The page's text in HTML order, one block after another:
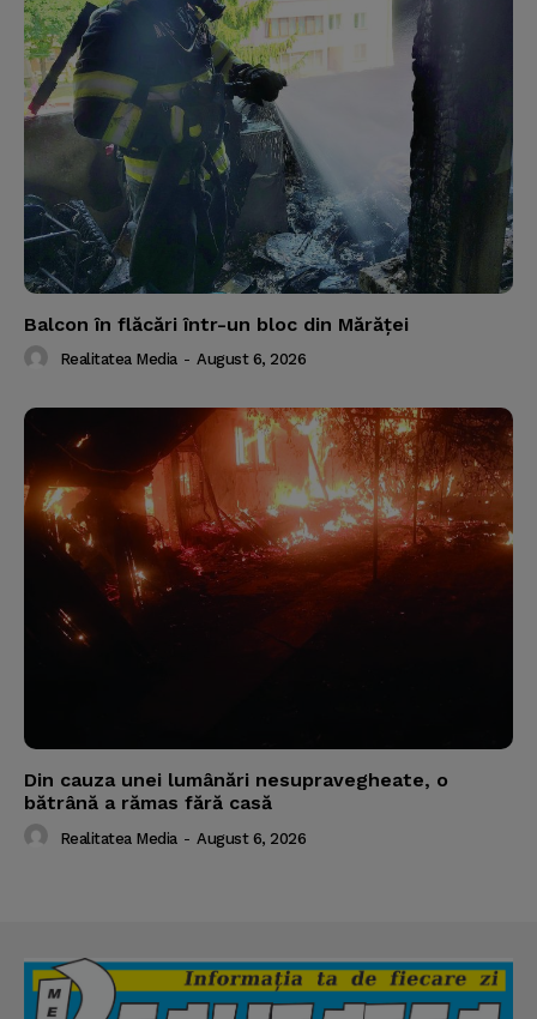
Balcon în flăcări într-un bloc din Mărăţei
Realitatea Media - August 6, 2026
Din cauza unei lumânări nesupravegheate, o
bătrână a rămas fără casă
Realitatea Media - August 6, 2026